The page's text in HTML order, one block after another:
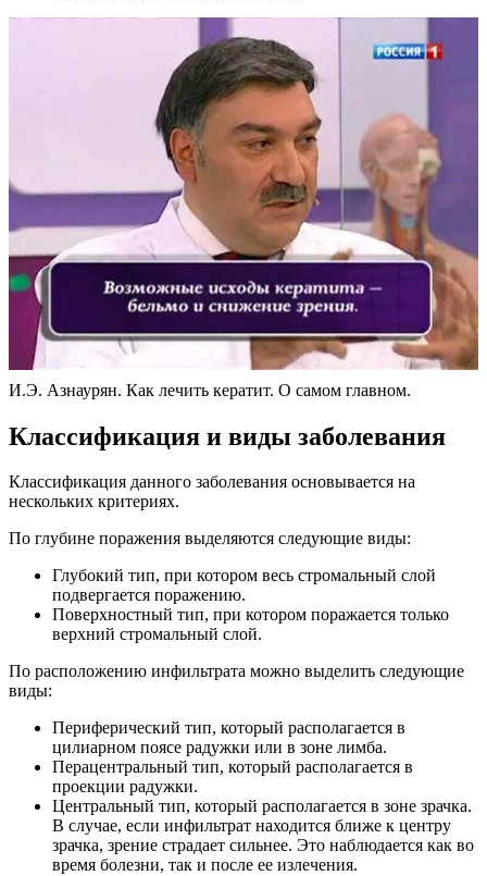
И.Э. Азнаурян. Как лечить кератит. О самом главном.
Классификация и виды заболевания
Классификация данного заболевания основывается на
нескольких критериях.
По глубине поражения выделяются следующие виды:
Глубокий тип, при котором весь стромальный слой
подвергается поражению.
Поверхностный тип, при котором поражается только
верхний стромальный слой.
По расположению инфильтрата можно выделить следующие
виды:
Периферический тип, который располагается в
цилиарном поясе радужки или в зоне лимба.
Перацентральный тип, который располагается в
проекции радужки.
Центральный тип, который располагается в зоне зрачка.
В случае, если инфильтрат находится ближе к центру
зрачка, зрение страдает сильнее. Это наблюдается как во
время болезни, так и после ее излечения.